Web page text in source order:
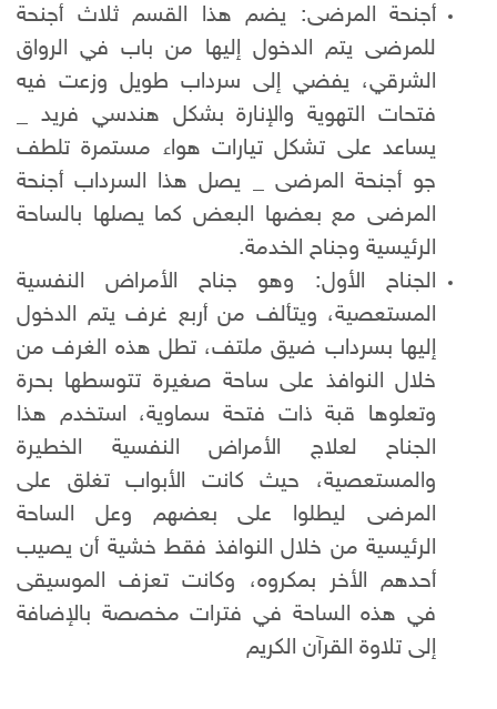
أجنحة المرضى: يضم هذا القسم ثلاث أجنحة
للمرضى يتم الدخول إليها من باب في الرواق
الشرقي، يفضي إلى سرداب طويل وزعت فيه
فتحات التهوية والإنارة بشكل هندسي فريد _
يساعد على تشكل تيارات هواء مستمرة تلطف
جو أجنحة المرضى _ يصل هذا السرداب أجنحة
المرضى مع بعضها البعض كما يصلها بالساحة
الرئيسية وجناح الخدمة.
الجناح الأول: وهو جناح الأمراض النفسية
المستعصية، ويتألف من أربع غرف يتم الدخول
إليها بسرداب ضيق ملتف، تطل هذه الغرف من
خلال النوافذ على ساحة صغيرة تتوسطها بحرة
وتعلوها قبة ذات فتحة سماوية، استخدم هذا
الجناح لعلاج الأمراض النفسية الخطيرة
والمستعصية، حيث كانت الأبواب تغلق على
المرضى ليطلوا على بعضهم وعل الساحة
الرئيسية من خلال النوافذ فقط خشية أن يصيب
أحدهم الأخر بمكروه، وكانت تعزف الموسيقى
في هذه الساحة في فترات مخصصة بالإضافة
إلى تلاوة القرآن الكريم